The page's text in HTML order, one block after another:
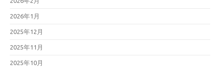
2026年1月
2025年12月
2025年11月
2025年10月